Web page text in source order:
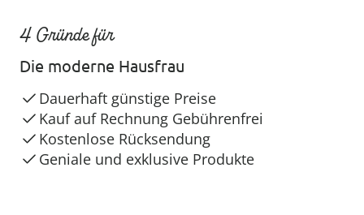
4 Gründe für
Die moderne Hausfrau
Dauerhaft günstige Preise
Kauf auf Rechnung Gebührenfrei
Kostenlose Rücksendung
Geniale und exklusive Produkte